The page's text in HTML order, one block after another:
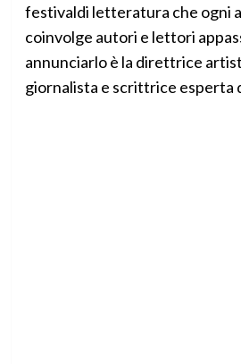
festivaldi letteratura che ogni
coinvolge autori e lettori
annunciarlo è la direttrice
giornalista e scrittrice esperta